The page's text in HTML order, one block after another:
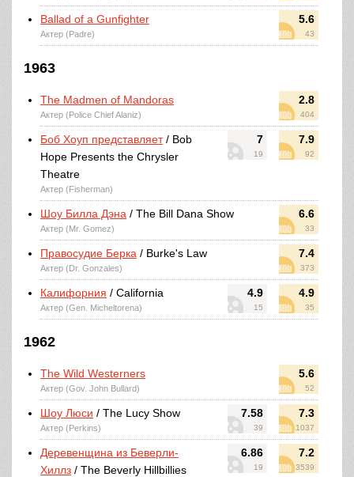
5.6
43
Ballad of a Gunfighter
Актер (Padre)
1963
2.8
404
The Madmen of Mandoras
Актер (Police Chief Alaniz)
7
19
7.9
92
Боб Хоуп представляет/ Bob
Hope Presents the Chrysler
Theatre
Актер (Fisherman)
6.6
33
Шоу Билла Дэна / The Bill Dana Show
Актер (Mr. Gomez)
7.4
373
Правосудие Берка / Burke's Law
Актер (Dr. Gonzales)
4.9
15
4.9
35
Калифорния / California
Актер (Gen. Micheltorena)
1962
5.6
52
The Wild Westerners
Актер (Gov. John Bullard)
7.58
39
7.3
1037
Шоу Люси / The Lucy Show
Актер (Perkins)
6.86
19
7.2
3539
Деревенщина из Беверли-
Хиллз / The Beverly Hillbillies